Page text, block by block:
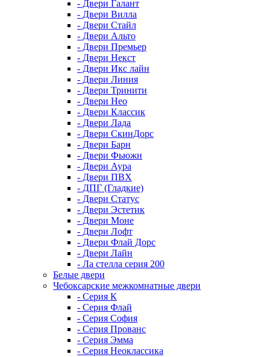
- Двери Галант
- Двери Вилла
- Двери Стайл
- Двери Альто
- Двери Премьер
- Двери Некст
- Двери Икс лайн
- Двери Линия
- Двери Тринити
- Двери Нео
- Двери Классик
- Двери Лада
- Двери СкинДорс
- Двери Барн
- Двери Фьюжн
- Двери Аура
- Двери ПВХ
- ДПГ (Гладкие)
- Двери Статус
- Двери Эстетик
- Двери Моне
- Двери Лофт
- Двери Флай Дорс
- Двери Лайн
- Ла стелла серия 200
Белые двери
Чебоксарские межкомнатные двери
- Серия К
- Серия Флай
- Серия София
- Серия Прованс
- Серия Эмма
- Серия Неоклассика